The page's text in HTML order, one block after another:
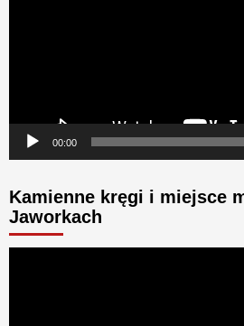
00:00
Kamienne kręgi i miejsce
Jaworkach